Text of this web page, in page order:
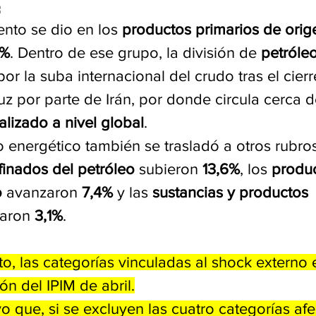
se dio en los productos primarios de
. Dentro de ese grupo, la división de
la suba internacional del crudo tras el
por parte de Irán, por donde circula cerca
a nivel global.
energético también se trasladó a otros
del petróleo subieron 13,6%, los
avanzaron 7,4% y las sustancias y productos
3,1%.
las categorías vinculadas al shock
del IPIM de abril.
que, si se excluyen las cuatro categorías